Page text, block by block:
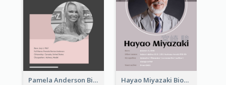
Pamela Anderson Biography Hayao Miyazaki Biography